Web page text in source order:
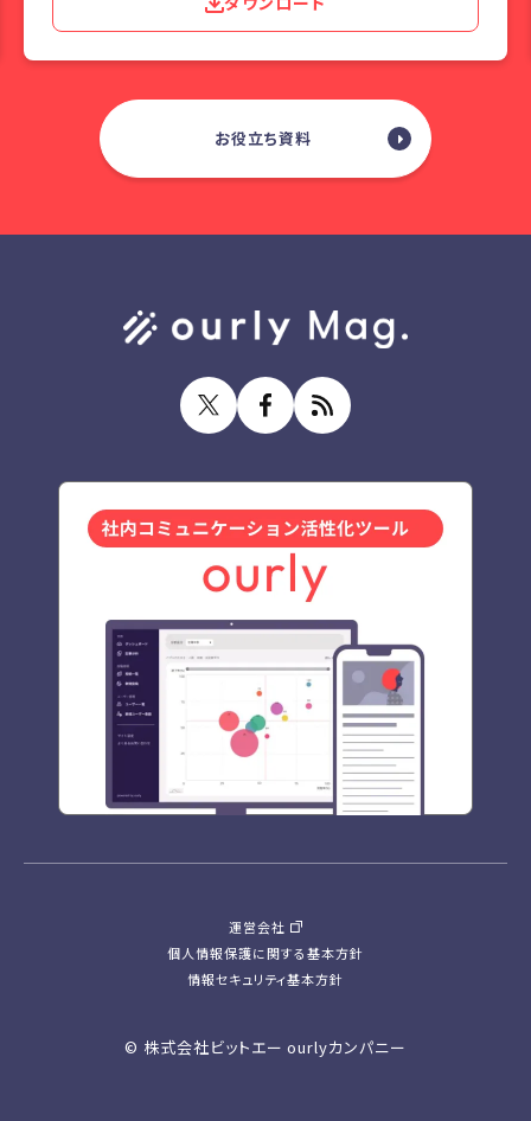
お役立ち資料
運営会社
個人情報保護に関する基本方針
情報セキュリティ基本方針
© 株式会社ビットエー ourlyカンパニー